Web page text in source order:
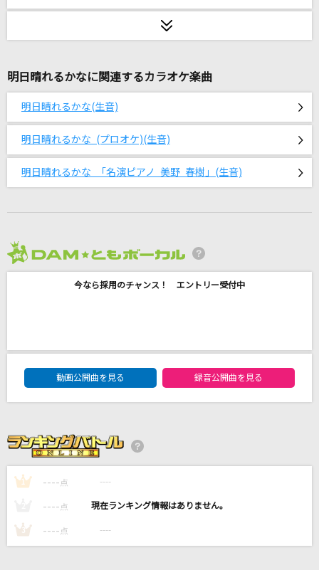
お子さまプレート
BEGIN
ここに帰ってきて
SixTONES
[生音]HOT LIMIT
T.M.Revolution
n-buna feat.初音ミク
ネーブルオレンジ
徳永英明
HEAT
B'z
明日晴れるかなに関連するカラオケ楽曲
明日晴れるかな(生音)
明日晴れるかな (プロオケ)(生音)
明日晴れるかな 「名演ピアノ 美野 春樹」(生音)
今なら採用のチャンス！ エントリー受付中
DAM★ともボーカルエントリーランキング
動画公開曲を見る
録音公開曲を見る
1 ---- 点 ----
---- 点 ----
3 ---- 点 ----